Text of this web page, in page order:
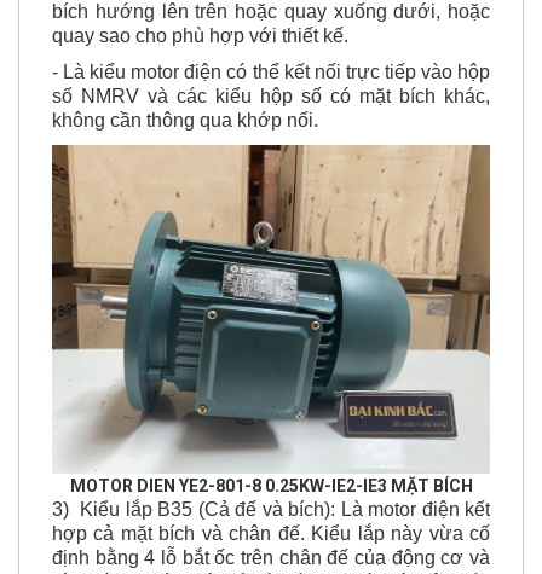
quay sao cho phù hợp với thiết kế.
- Là kiểu motor điện có thể kết nối trực tiếp vào hộp
số NMRV và các kiểu hộp số có mặt bích khác,
không cần thông qua khớp nối.
MOTOR DIEN YE2-801-8 0.25KW-IE2-IE3 MẶT BÍCH
3) Kiểu lắp B35 (Cả đế và bích): Là motor điện kết
hợp cả mặt bích và chân đế. Kiểu lắp này vừa cố
định bằng 4 lỗ bắt ốc trên chân đế của động cơ và
vừa có mặt bích có thể kết nối trực tiếp với hộp số.